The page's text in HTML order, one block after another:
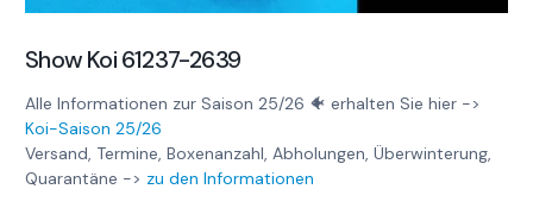
Show Koi 61237-2639
Alle Informationen zur Saison 25/26 🐠 erhalten Sie hier ->
Koi-Saison 25/26
Versand, Termine, Boxenanzahl, Abholungen, Überwinterung,
Quarantäne -> zu den Informationen